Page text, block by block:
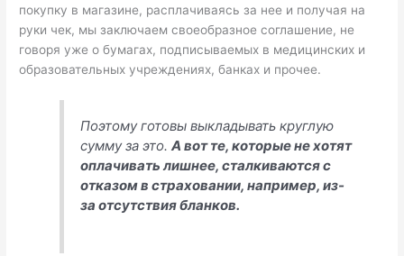
покупку в магазине, расплачиваясь за нее и получая на
руки чек, мы заключаем своеобразное соглашение, не
говоря уже о бумагах, подписываемых в медицинских и
образовательных учреждениях, банках и прочее.
Поэтому готовы выкладывать круглую
сумму за это.А вот те, которые не хотят
оплачивать лишнее, сталкиваются с
отказом в страховании, например, из-
за отсутствия бланков.